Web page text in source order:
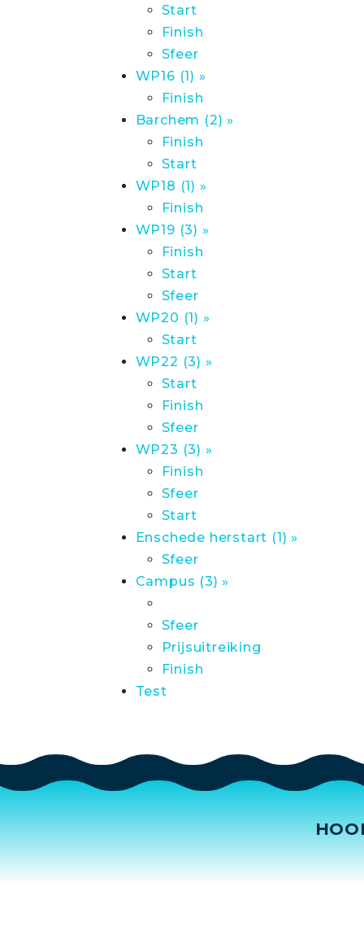
Start
Finish
Sfeer
WP16 (1) »
Finish
Barchem (2) »
Finish
Start
WP18 (1) »
Finish
WP19 (3) »
Finish
Start
Sfeer
WP20 (1) »
Start
WP22 (3) »
Start
Finish
Sfeer
WP23 (3) »
Finish
Sfeer
Start
Enschede herstart (1) »
Sfeer
Campus (3) »
Sfeer
Prijsuitreiking
Finish
Test